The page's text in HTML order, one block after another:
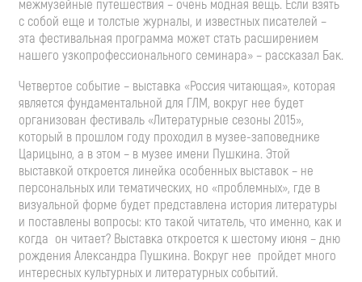
межмузейные путешествия – очень модная вещь. Если взять
с собой еще и толстые журналы, и известных писателей –
эта фестивальная программа может стать расширением
нашего узкопрофессионального семинара» – рассказал Бак.
Четвертое событие – выставка «Россия читающая», которая
является фундаментальной для ГЛМ, вокруг нее будет
организован фестиваль «Литературные сезоны 2015»,
который в прошлом году проходил в музее-заповеднике
Царицыно, а в этом – в музее имени Пушкина. Этой
выставкой откроется линейка особенных выставок – не
персональных или тематических, но «проблемных», где в
визуальной форме будет представлена история литературы
и поставлены вопросы: кто такой читатель, что именно, как и
когда он читает? Выставка откроется к шестому июня – дню
рождения Александра Пушкина. Вокруг нее пройдет много
интересных культурных и литературных событий.